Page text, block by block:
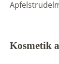
Kosmetik